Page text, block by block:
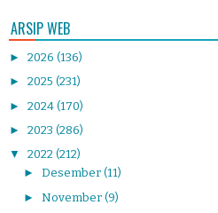
ARSIP WEB
► 2026 (136)
► 2025 (231)
► 2024 (170)
► 2023 (286)
▼ 2022 (212)
► Desember (11)
► November (9)